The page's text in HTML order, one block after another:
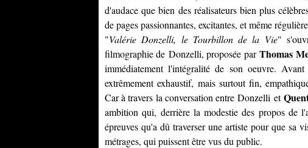
d'audace que bien des réalisateurs bien plus
de pages passionnantes, excitantes, et même
"Valérie Donzelli, le Tourbillon de la Vie"
filmographie de Donzelli, proposée parThomas
immédiatement l'intégralité de son oeuvre.
extrêmement exhaustif, mais surtout fin,
Car à travers la conversation entreDonzelli et
ambition qui, derrière la modestie des propos de
épreuves qu'a dû traverser une artiste pour que sa
métrages, qui puissent être vus du public.